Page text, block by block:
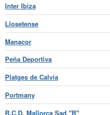
Inter Ibiza
Llosetense
Manacor
Peña Deportiva
Platges de Calvia
Portmany
R.C.D. Mallorca Sad "B"